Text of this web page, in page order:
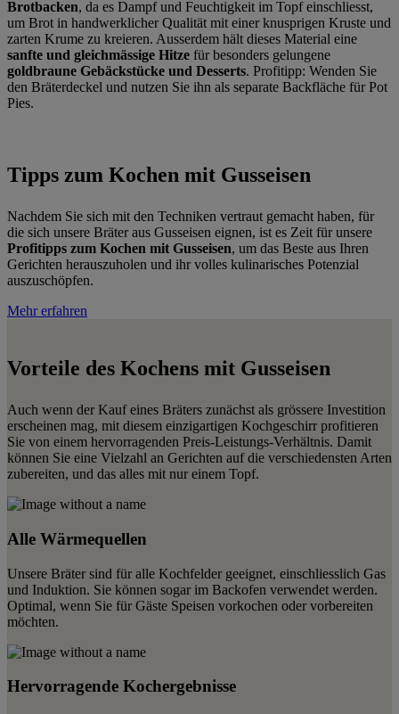
Brotbacken, da es Dampf und Feuchtigkeit im Topf einschliesst,
um Brot in handwerklicher Qualität mit einer knusprigen Kruste und
zarten Krume zu kreieren. Ausserdem hält dieses Material eine
sanfte und gleichmässige Hitze für besonders gelungene
goldbraune Gebäckstücke und Desserts. Profitipp: Wenden Sie
den Bräterdeckel und nutzen Sie ihn als separate Backfläche für Pot
Pies.
Tipps zum Kochen mit Gusseisen
Nachdem Sie sich mit den Techniken vertraut gemacht haben, für
die sich unsere Bräter aus Gusseisen eignen, ist es Zeit für unsere
Profitipps zum Kochen mit Gusseisen, um das Beste aus Ihren
Gerichten herauszuholen und ihr volles kulinarisches Potenzial
auszuschöpfen.
Mehr erfahren
Vorteile des Kochens mit Gusseisen
Auch wenn der Kauf eines Bräters zunächst als grössere Investition
erscheinen mag, mit diesem einzigartigen Kochgeschirr profitieren
Sie von einem hervorragenden Preis-Leistungs-Verhältnis. Damit
können Sie eine Vielzahl an Gerichten auf die verschiedensten Arten
zubereiten, und das alles mit nur einem Topf.
Alle Wärmequellen
Unsere Bräter sind für alle Kochfelder geeignet, einschliesslich Gas
und Induktion. Sie können sogar im Backofen verwendet werden.
Optimal, wenn Sie für Gäste Speisen vorkochen oder vorbereiten
möchten.
Hervorragende Kochergebnisse